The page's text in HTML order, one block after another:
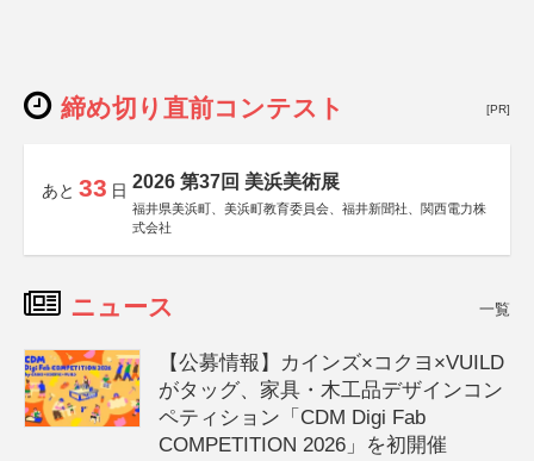
締め切り直前コンテスト [PR]
あと 33 日 2026 第37回 美浜美術展
福井県美浜町、美浜町教育委員会、福井新聞社、関西電力株
式会社
ニュース 一覧
【公募情報】カインズ×コクヨ×VUILD
がタッグ、家具・木工品デザインコン
ペティション「CDM Digi Fab
COMPETITION 2026」を初開催